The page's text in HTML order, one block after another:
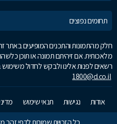
תחומים נפוצים
חלק מהתמונות והתכנים המופיעים באתר
מלאכותית. אם זיהיתם תמונה או תוכן
רשאים לפנות אלינו ולבקש לחדול
1800@d.co.il
אודות נגישות תנאי שימוש